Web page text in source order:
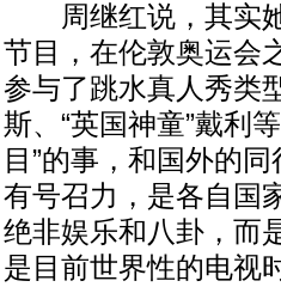
周继红说，其实她
节目，在伦敦奥运会
参与了跳水真人秀类
斯、“英国神童”戴利
目”的事，和国外的
有号召力，是各自国
绝非娱乐和八卦，而
是目前世界性的电视